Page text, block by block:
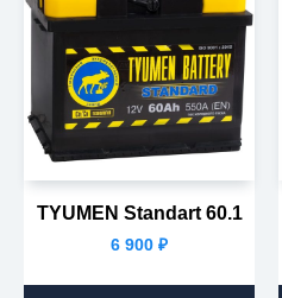
TYUMEN Standart 60.1
6 900 ₽